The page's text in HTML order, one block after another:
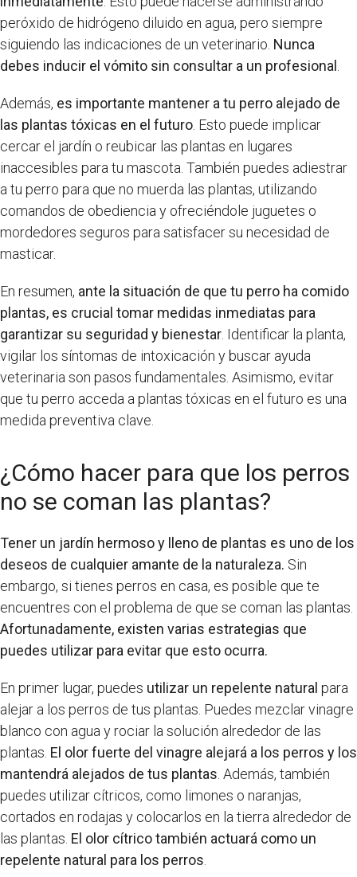
peróxido de hidrógeno diluido en agua, pero siempre
siguiendo las indicaciones de un veterinario. Nunca
debes inducir el vómito sin consultar a un profesional
Además, es importante mantener a tu perro alejado de
las plantas tóxicas en el futuro . Esto puede implicar
cercar el jardín o reubicar las plantas en lugares
inaccesibles para tu mascota. También puedes adiestrar
a tu perro para que no muerda las plantas, utilizando
comandos de obediencia y ofreciéndole juguetes o
mordedores seguros para satisfacer su necesidad de
masticar.
En resumen, ante la situación de que tu perro ha comido
plantas, es crucial tomar medidas inmediatas para
garantizar su seguridad y bienestar . Identificar la planta,
vigilar los síntomas de intoxicación y buscar ayuda
veterinaria son pasos fundamentales. Asimismo, evitar
que tu perro acceda a plantas tóxicas en el futuro es una
medida preventiva clave.
¿Cómo hacer para que los perros
no se coman las plantas?
Tener un jardín hermoso y lleno de plantas es uno de los
deseos de cualquier amante de la naturaleza. Sin
embargo, si tienes perros en casa, es posible que te
encuentres con el problema de que se coman las plantas.
Afortunadamente, existen varias estrategias que
puedes utilizar para evitar que esto ocurra.
En primer lugar, puedes utilizar un repelente natural para
alejar a los perros de tus plantas. Puedes mezclar vinagre
blanco con agua y rociar la solución alrededor de las
plantas. El olor fuerte del vinagre alejará a los perros y los
mantendrá alejados de tus plantas . Además, también
puedes utilizar cítricos, como limones o naranjas,
cortados en rodajas y colocarlos en la tierra alrededor de
las plantas. El olor cítrico también actuará como un
repelente natural para los perros